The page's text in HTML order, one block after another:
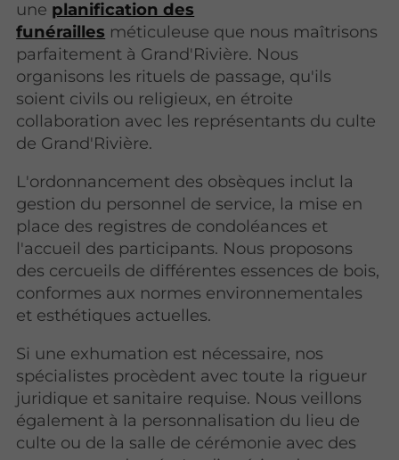
une planification des
funérailles méticuleuse que nous maîtrisons
parfaitement à Grand'Rivière. Nous
organisons les rituels de passage, qu'ils
soient civils ou religieux, en étroite
collaboration avec les représentants du culte
de Grand'Rivière.
L'ordonnancement des obsèques inclut la
gestion du personnel de service, la mise en
place des registres de condoléances et
l'accueil des participants. Nous proposons
des cercueils de différentes essences de bois,
conformes aux normes environnementales
et esthétiques actuelles.
Si une exhumation est nécessaire, nos
spécialistes procèdent avec toute la rigueur
juridique et sanitaire requise. Nous veillons
également à la personnalisation du lieu de
culte ou de la salle de cérémonie avec des